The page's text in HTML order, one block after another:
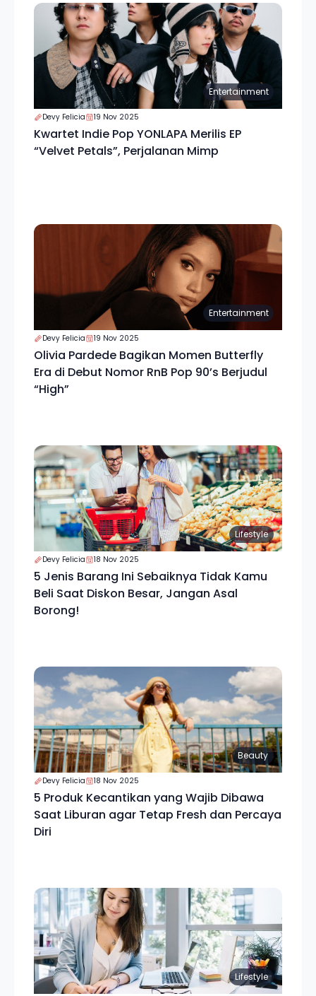
Entertainment
Devy Felicia 19 Nov 2025
Kwartet Indie Pop YONLAPA Merilis EP
“Velvet Petals”, Perjalanan Mimp
Entertainment
Devy Felicia 19 Nov 2025
Olivia Pardede Bagikan Momen Butterfly
Era di Debut Nomor RnB Pop 90’s Berjudul
“High”
Lifestyle
Devy Felicia 18 Nov 2025
5 Jenis Barang Ini Sebaiknya Tidak Kamu
Beli Saat Diskon Besar, Jangan Asal
Borong!
Beauty
Devy Felicia 18 Nov 2025
5 Produk Kecantikan yang Wajib Dibawa
Saat Liburan agar Tetap Fresh dan Percaya
Diri
Lifestyle